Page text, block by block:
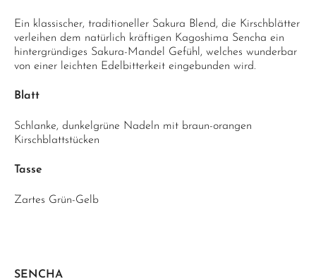
Ein klassischer, traditioneller Sakura Blend, die Kirschblätter
verleihen dem natürlich kräftigen Kagoshima Sencha ein
hintergründiges Sakura-Mandel Gefühl, welches wunderbar
von einer leichten Edelbitterkeit eingebunden wird.
Blatt
Schlanke, dunkelgrüne Nadeln mit braun-orangen
Kirschblattstücken
Tasse
Zartes Grün-Gelb
SENCHA